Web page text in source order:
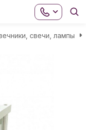
свечи, лампы